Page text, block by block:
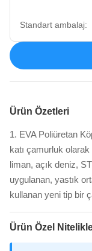
Standart ambalaj:
Ürün Özetleri
1. EVA Poliüretan
katı çamurluk
liman, açık deniz,
uygulanan, yastık
kullanan yeni tip bir
Ürün Özel